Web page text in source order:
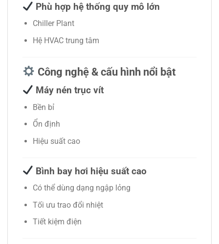
Phù hợp hệ thống quy mô lớn
Chiller Plant
Hệ HVAC trung tâm
Công nghệ & cấu hình nổi bật
Máy nén trục vít
Bền bỉ
Ổn định
Hiệu suất cao
Bình bay hơi hiệu suất cao
Có thể dùng dạng ngập lỏng
Tối ưu trao đổi nhiệt
Tiết kiệm điện